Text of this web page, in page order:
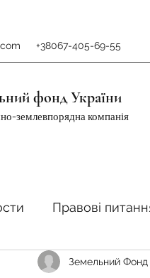
+38067-405-69-55
фонд України
землевпорядна компанія
Правові
Ринок землі Податки
Земельний Фонд